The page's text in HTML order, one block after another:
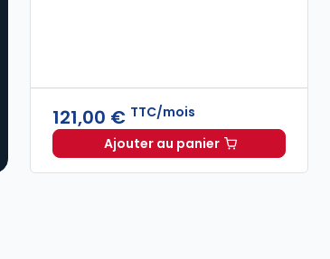
121,00 € TTC/mois
Ajouter au panierOppus Expert à 121,00 €